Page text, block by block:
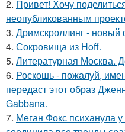
2. Привет! Хочу
неопубликованным
3. Дримскроллинг - новый
4. Сокровища из Hoff.
5. Литературная Москва.
6. Роскошь - пожалуй,
передаст этот образ
Gabbana.
7. Меган Фокс психанула